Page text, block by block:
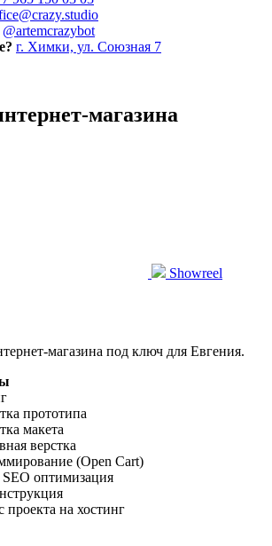
@artemcrazybot
г. Химки, ул. Союзная 7
магазина
Showreel
магазина под ключ для Евгения.
прототипа
макета
верстка
(Open Cart)
SEO оптимизация
проекта на хостинг